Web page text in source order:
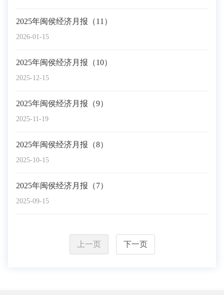
2026-01-15
2025年闽侯经济月报（11）
2025-12-15
2025年闽侯经济月报（10）
2025-11-19
2025年闽侯经济月报（9）
2025-10-15
2025年闽侯经济月报（8）
2025-09-15
2025年闽侯经济月报（7）
上一页 下一页